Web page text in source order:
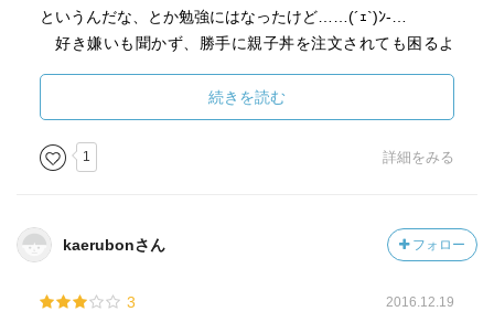
備忘用に主な登場人物を紹介しておきます。
北陸日日新聞社会部記者。
白河の後妻で前科4犯。
白河福太郎
というんだな、とか勉強にはなったけど……(´ｪ`)ﾝ-…
好き嫌いも聞かず、勝手に親子丼を注文されても困るよ
2017/10/16
続きを読む
1 詳細をみる
kaerubonさん フォロー
3 2016.12.19